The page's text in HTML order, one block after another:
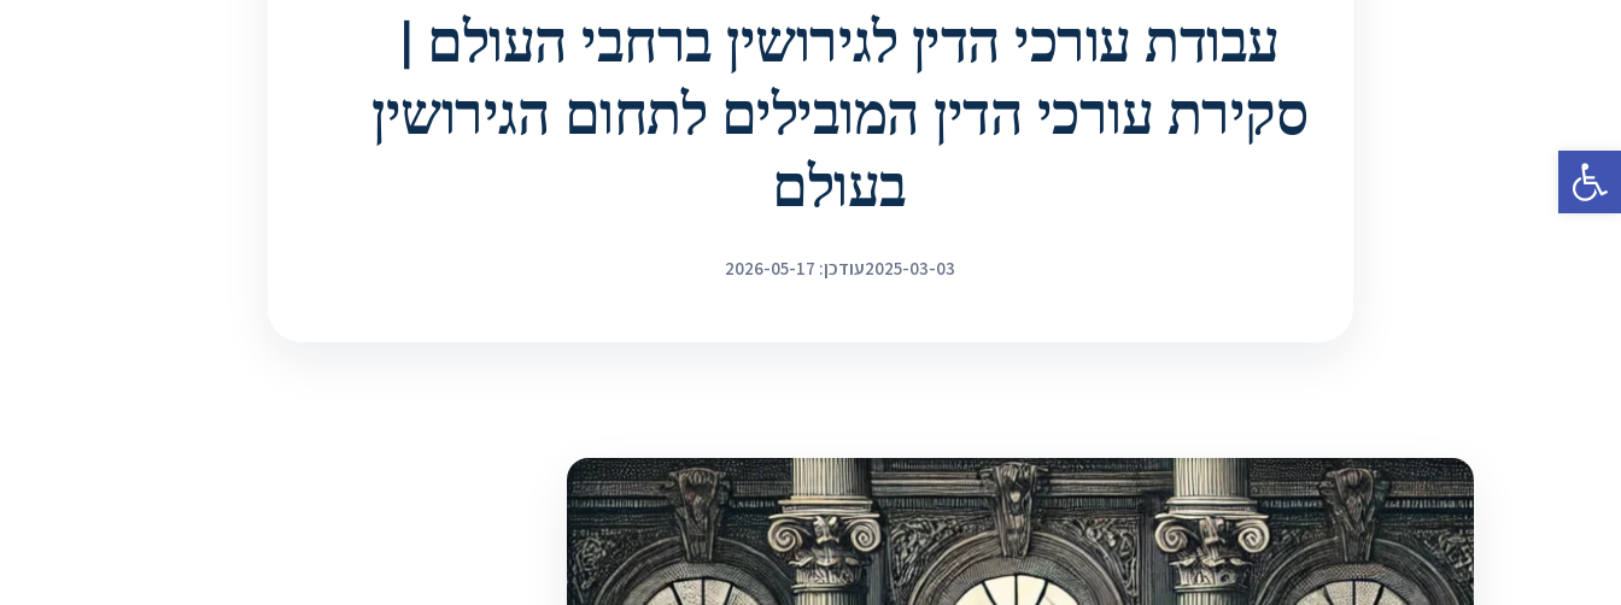
פתח סרגל נגישות
עבודת עורכי הדין לגירושין ברחבי העולם |
סקירת עורכי הדין המובילים לתחום הגירושין
בעולם
2025-03-03עודכן: 2026-05-17